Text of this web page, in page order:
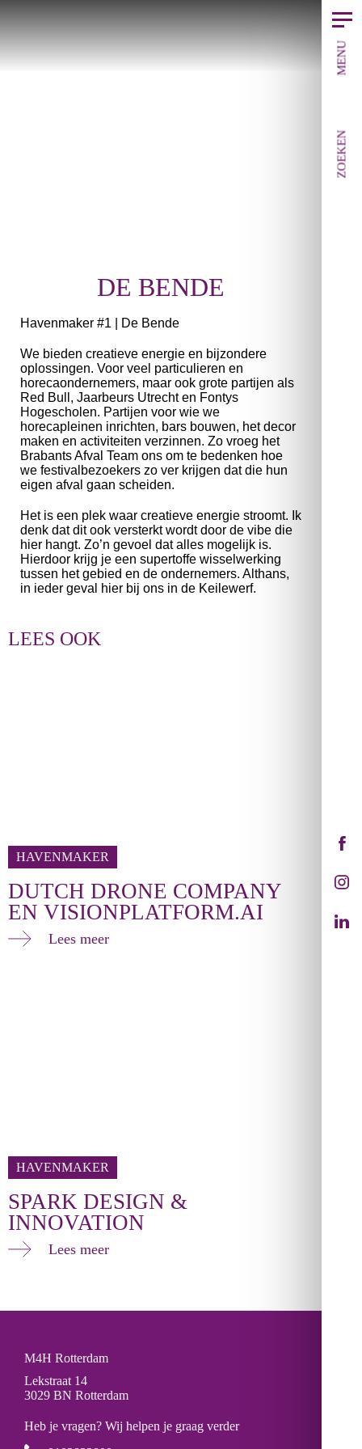
MENU
ZOEKEN
DE BENDE
Havenmaker #1 | De Bende
We bieden creatieve energie en bijzondere
oplossingen. Voor veel particulieren en
horecaondernemers, maar ook grote partijen als
Red Bull, Jaarbeurs Utrecht en Fontys
Hogescholen. Partijen voor wie we
horecapleinen inrichten, bars bouwen, het decor
maken en activiteiten verzinnen. Zo vroeg het
Brabants Afval Team ons om te bedenken hoe
we festivalbezoekers zo ver krijgen dat die hun
eigen afval gaan scheiden.
Het is een plek waar creatieve energie stroomt. Ik
denk dat dit ook versterkt wordt door de vibe die
hier hangt. Zo’n gevoel dat alles mogelijk is.
Hierdoor krijg je een supertoffe wisselwerking
tussen het gebied en de ondernemers. Althans,
in ieder geval hier bij ons in de Keilewerf.
LEES OOK
HAVENMAKER
DUTCH DRONE COMPANY
EN VISIONPLATFORM.AI
Lees meer
HAVENMAKER
SPARK DESIGN &
INNOVATION
Lees meer
M4H Rotterdam
Lekstraat 14
3029 BN Rotterdam
Heb je vragen? Wij helpen je graag verder